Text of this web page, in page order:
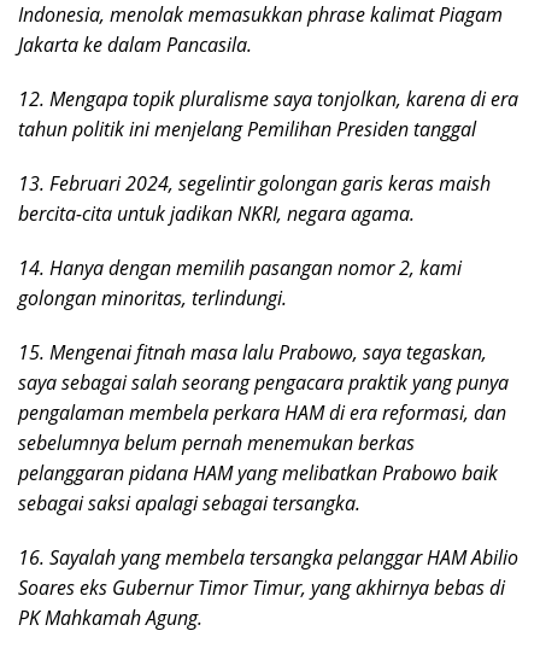
Indonesia, menolak memasukkan phrase kalimat Piagam
Jakarta ke dalam Pancasila.
12. Mengapa topik pluralisme saya tonjolkan, karena di era
tahun politik ini menjelang Pemilihan Presiden tanggal
13. Februari 2024, segelintir golongan garis keras maish
bercita-cita untuk jadikan NKRI, negara agama.
14. Hanya dengan memilih pasangan nomor 2, kami
golongan minoritas, terlindungi.
15. Mengenai fitnah masa lalu Prabowo, saya tegaskan,
saya sebagai salah seorang pengacara praktik yang punya
pengalaman membela perkara HAM di era reformasi, dan
sebelumnya belum pernah menemukan berkas
pelanggaran pidana HAM yang melibatkan Prabowo baik
sebagai saksi apalagi sebagai tersangka.
16. Sayalah yang membela tersangka pelanggar HAM Abilio
Soares eks Gubernur Timor Timur, yang akhirnya bebas di
PK Mahkamah Agung.